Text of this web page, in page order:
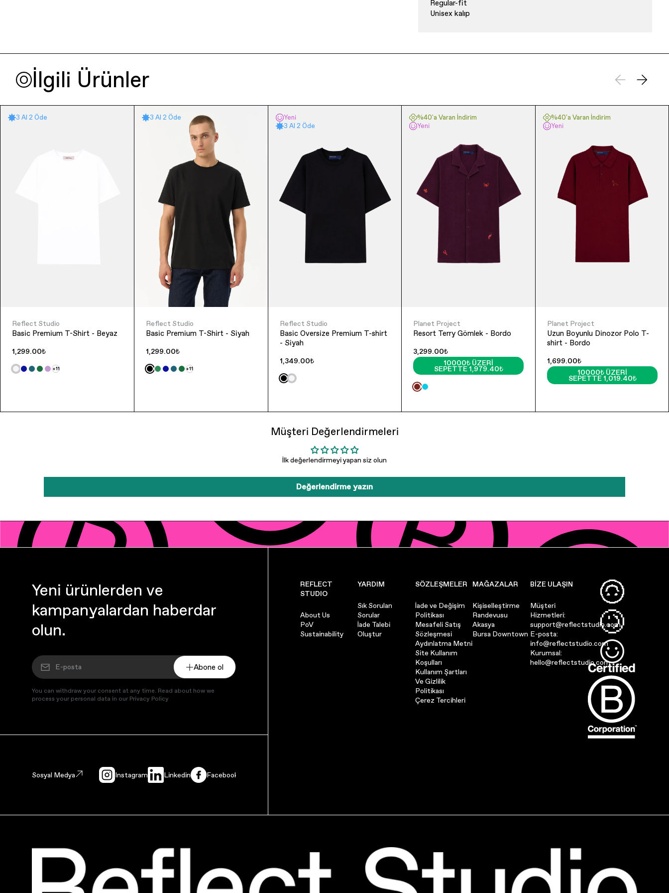
Regular-fit
Unisex kalıp
İlgili Ürünler
3 Al 2 Öde
Reflect Studio
Basic Premium T-Shirt - Beyaz
1,299.00₺
+11
3 Al 2 Öde
Reflect Studio
Basic Premium T-Shirt - Siyah
1,299.00₺
+11
Yeni
3 Al 2 Öde
Reflect Studio
Basic Oversize Premium T-shirt
- Siyah
1,349.00₺
%40'a Varan İndirim
Yeni
Planet Project
Resort Terry Gömlek - Bordo
3,299.00₺
10000₺ ÜZERI
SEPETTE 1,979.40₺
%40'a Varan İndirim
Yeni
Planet Project
Uzun Boyunlu Dinozor Polo T-
shirt - Bordo
1,699.00₺
10000₺ ÜZERI
SEPETTE 1,019.40₺
Müşteri Değerlendirmeleri
İlk değerlendirmeyi yapan siz olun
Değerlendirme yazın
Yeni ürünlerden ve
kampanyalardan haberdar
olun.
Abone ol
You can withdraw your consent at any time. Read about how we
process your personal data in our Privacy Policy
Sosyal Medya Instagram Linkedin Facebook
REFLECT
STUDIO
About Us
PoV
Sustainability
YARDIM
Sık Sorulan
Sorular
İade Talebi
Oluştur
SÖZLEŞMELER
İade ve Değişim
Politikası
Mesafeli Satış
Sözleşmesi
Aydınlatma Metni
Site Kullanım
Koşulları
Kullanım Şartları
Ve Gizlilik
Politikası
Çerez Tercihleri
MAĞAZALAR
Kişiselleştirme
Randevusu
Akasya
Bursa Downtown
BIZE ULAŞIN
Müşteri
Hizmetleri:
support@reflectstudio.com
E-posta:
info@reflectstudio.com
Kurumsal:
hello@reflectstudio.com